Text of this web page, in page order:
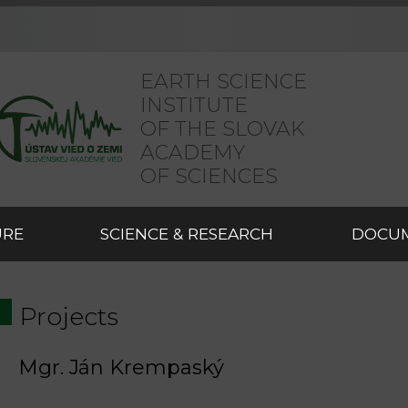
EARTH SCIENCE
INSTITUTE
OF THE SLOVAK
ACADEMY
OF SCIENCES
SCIENCE & RESEARCH
Projects
Mgr. Ján Krempaský